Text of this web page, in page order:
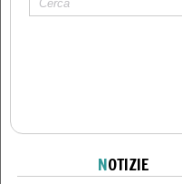
NOTIZIE